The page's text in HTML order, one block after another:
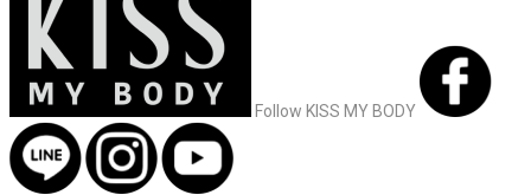
Follow KISS MY BODY